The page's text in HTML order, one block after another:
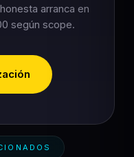
arranca en
según scope.